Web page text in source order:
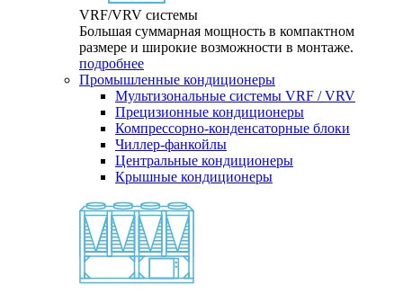
VRF/VRV системы
Большая суммарная мощность в компактном
размере и широкие возможности в монтаже.
подробнее
Промышленные кондиционеры
Мультизональные системы VRF / VRV
Прецизионные кондиционеры
Компрессорно-конденсаторные блоки
Чиллер-фанкойлы
Центральные кондиционеры
Крышные кондиционеры